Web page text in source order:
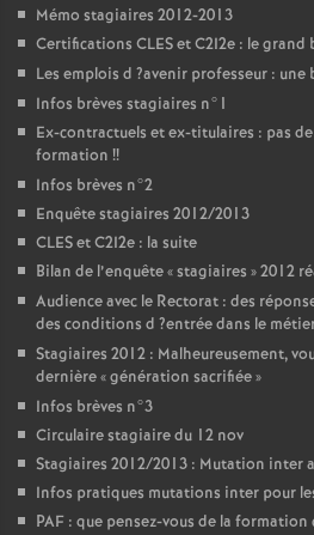
Mémo stagiaires 2012-2013
Certifications CLESet C2I2e : le grand
Les emplois d ?avenir professeur : une
Infos brèves stagiaires n°1
Ex-contractuels et ex-titulaires : pas
formation !!
Infos brèves n°2
Enquête stagiaires 2012/2013
CLESet C2I2e : la suite
Bilan de l’enquête «stagiaires » 2012
Audience avec le Rectorat : des
des conditions d ?entrée dans le
Stagiaires 2012 : Malheureusement,
dernière «génération sacrifiée»
Infos brèves n°3
Circulaire stagiaire du 12 nov
Stagiaires 2012/2013 : Mutation inter
Infos pratiques mutations inter pour
PAF : que pensez-vous de la